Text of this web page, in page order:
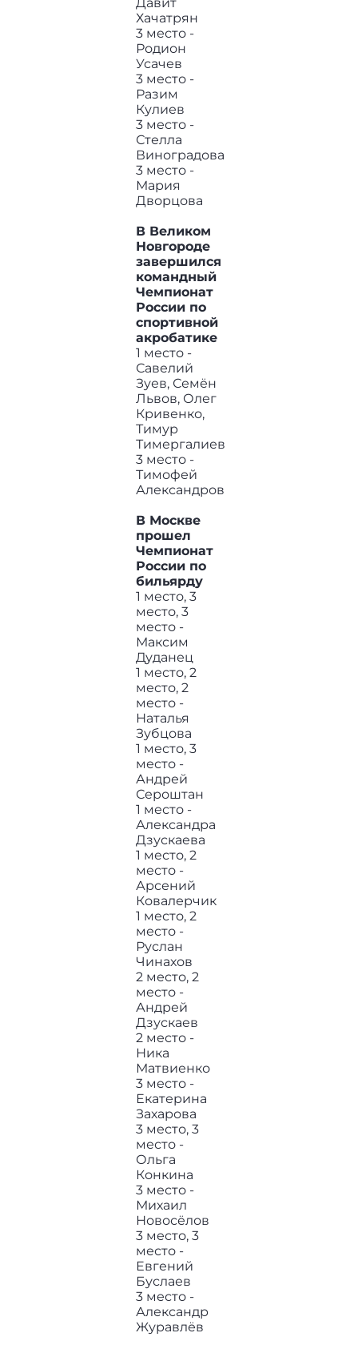
Хачатрян
3 место -
Родион
Усачев
3 место -
Разим
Кулиев
3 место -
Стелла
Виноградова
3 место -
Мария
Дворцова
В Великом
Новгороде
завершился
командный
Чемпионат
России по
спортивной
акробатике
1 место -
Савелий
Зуев, Семён
Львов, Олег
Кривенко,
Тимур
Тимергалиев
3 место -
Тимофей
Александров
В Москве
прошел
Чемпионат
России по
бильярду
1 место, 3
место, 3
место -
Максим
Дуданец
1 место, 2
место, 2
место -
Наталья
Зубцова
1 место, 3
место -
Андрей
Сероштан
1 место -
Александра
Дзускаева
1 место, 2
место -
Арсений
Ковалерчик
1 место, 2
место -
Руслан
Чинахов
2 место, 2
место -
Андрей
Дзускаев
2 место -
Ника
Матвиенко
3 место -
Екатерина
Захарова
3 место, 3
место -
Ольга
Конкина
3 место -
Михаил
Новосёлов
3 место, 3
место -
Евгений
Буслаев
3 место -
Александр
Журавлёв